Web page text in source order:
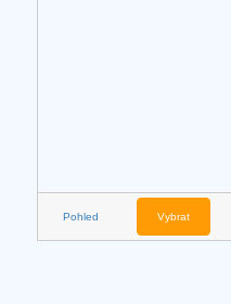
Pohled Vybrat